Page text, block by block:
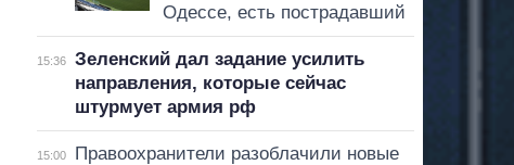
Одессе, есть пострадавший
15:36
Зеленский дал задание усилить
направления, которые сейчас
штурмует армия рф
15:00
Правоохранители разоблачили новые